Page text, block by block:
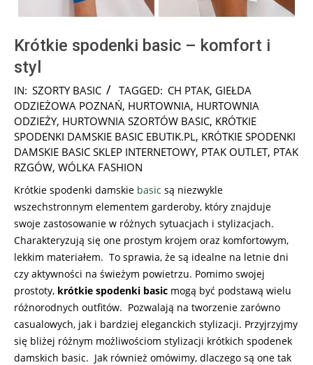
Krótkie spodenki basic – komfort i
styl
2025-
05-
23
IN: SZORTY BASIC TAGGED: CH PTAK, GIEŁDA
ODZIEŻOWA POZNAŃ, HURTOWNIA, HURTOWNIA
ODZIEŻY, HURTOWNIA SZORTÓW BASIC, KRÓTKIE
SPODENKI DAMSKIE BASIC EBUTIK.PL, KRÓTKIE SPODENKI
DAMSKIE BASIC SKLEP INTERNETOWY, PTAK OUTLET, PTAK
RZGÓW, WÓLKA FASHION
Krótkie spodenki damskie basic są niezwykle
wszechstronnym elementem garderoby, który znajduje
swoje zastosowanie w różnych sytuacjach i stylizacjach.
Charakteryzują się one prostym krojem oraz komfortowym,
lekkim materiałem. To sprawia, że są idealne na letnie dni
czy aktywności na świeżym powietrzu. Pomimo swojej
prostoty, krótkie spodenki basic mogą być podstawą wielu
różnorodnych outfitów. Pozwalają na tworzenie zarówno
casualowych, jak i bardziej eleganckich stylizacji. Przyjrzyjmy
się bliżej różnym możliwościom stylizacji krótkich spodenek
damskich basic. Jak również omówimy, dlaczego są one tak